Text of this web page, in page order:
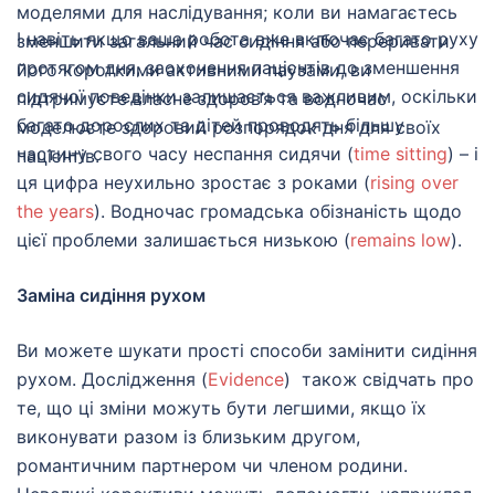
моделями для наслідування; коли ви намагаєтесь
зменшити загальний час сидіння або переривати
його короткими активними паузами, ви
підтримуєте власне здоров’я та водночас
моделюєте здоровий розпорядок дня для своїх
пацієнтів.
І навіть якщо ваша робота вже включає багато руху
протягом дня, заохочення пацієнтів до зменшення
сидячої поведінки залишається важливим, оскільки
багато дорослих та дітей проводять більшу
частину свого часу неспання сидячи (time sitting) – і
ця цифра неухильно зростає з роками (rising over
the years). Водночас громадська обізнаність щодо
цієї проблеми залишається низькою (remains low).
Заміна сидіння рухом
Ви можете шукати прості способи замінити сидіння
рухом. Дослідження (Evidence) також свідчать про
те, що ці зміни можуть бути легшими, якщо їх
виконувати разом із близьким другом,
романтичним партнером чи членом родини.